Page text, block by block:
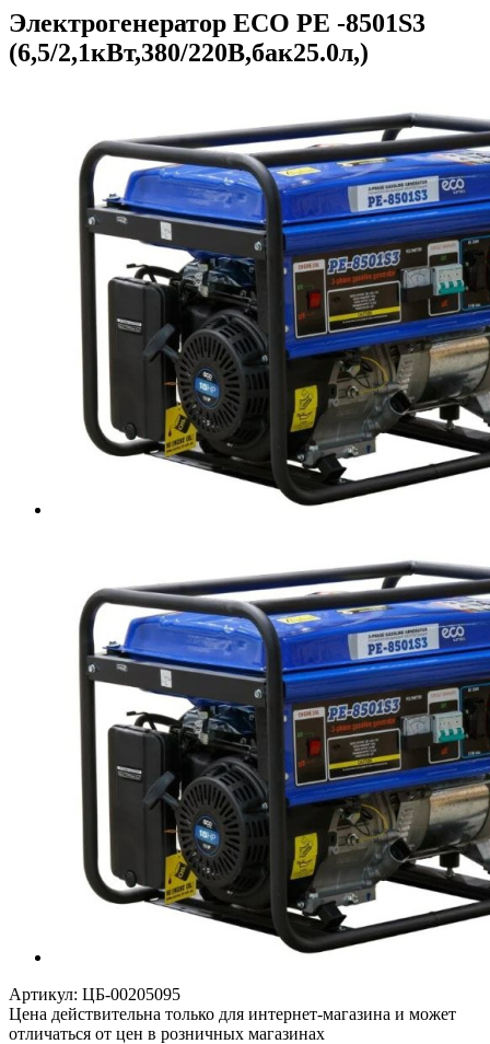
Электрогенератор ECO PE -8501S3
(6,5/2,1кВт,380/220В,бак25.0л,)
Артикул: ЦБ-00205095
Цена действительна только для интернет-магазина и может
отличаться от цен в розничных магазинах